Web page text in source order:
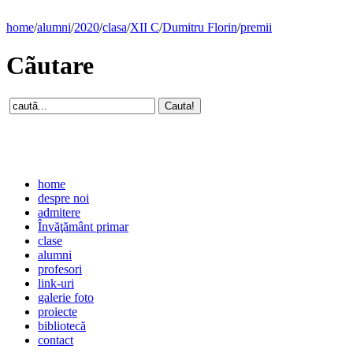
home/alumni/2020/clasa/XII C/Dumitru Florin/premii
Cãutare
home
despre noi
admitere
Învăţământ primar
clase
alumni
profesori
link-uri
galerie foto
proiecte
bibliotecă
contact